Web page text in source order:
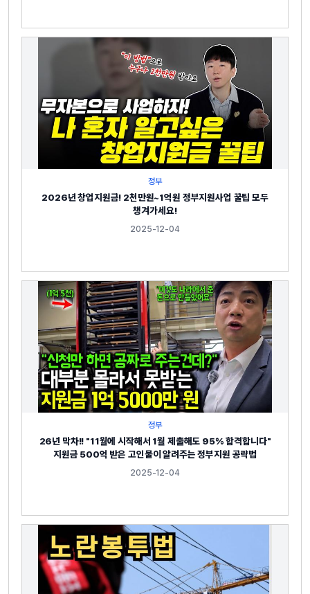
정부
2026년 창업지원금! 2천만원~1억원 정부지원사업 꿀팁 모두
챙겨가세요!
2025-12-04
정부
26년 막차!! "11월에 시작해서 1월 제출해도 95% 합격합니다"
지원금 500억 받은 고인물이 알려주는 정부지원 공략법
2025-12-04